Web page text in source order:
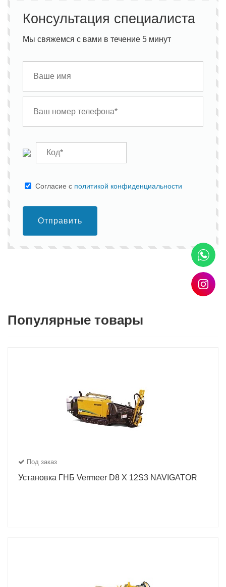
Консультация специалиста
Мы свяжемся с вами в течение 5 минут
Cогласие с политикой конфиденциальности
Отправить
Популярные товары
Под заказ
Установка ГНБ Vermeer D8 X 12S3 NAVIGATOR